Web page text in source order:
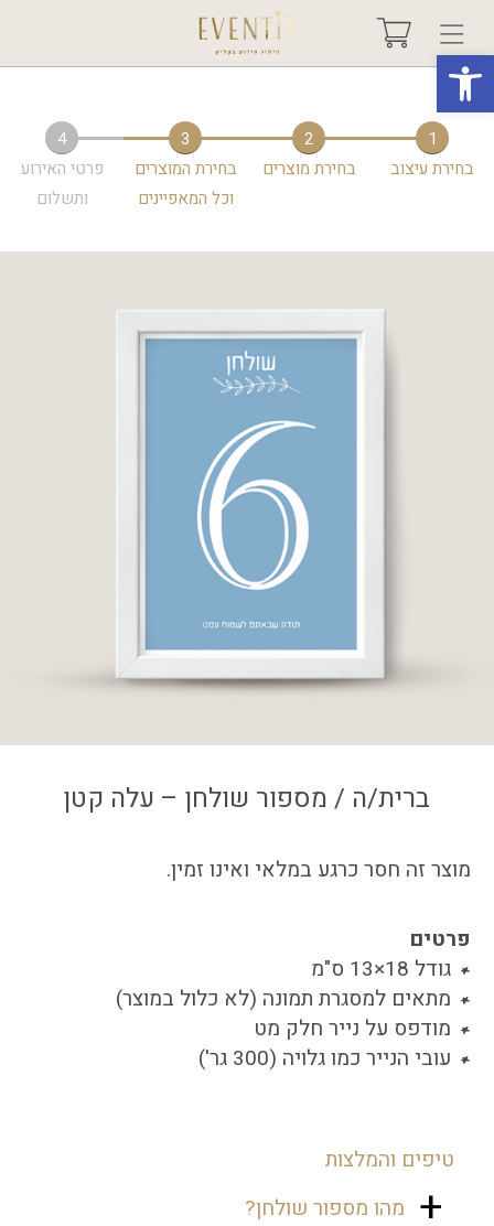
פתח סרגל נגישות
בחר אירוע +
שאלות ותשובות
1
בחירת עיצוב
2
בחירת מוצרים
3
בחירת המוצרים
וכל המאפיינים
4
פרטי האירוע
ותשלום
ברית/ה / מספור שולחן – עלה קטן
מוצר זה חסר כרגע במלאי ואינו זמין.
פרטים
גודל 18×13 ס"מ
מתאים למסגרת תמונה (לא כלול במוצר)
מודפס על נייר חלק מט
עובי הנייר כמו גלויה (300 גר')
טיפים והמלצות
מהו מספור שולחן?